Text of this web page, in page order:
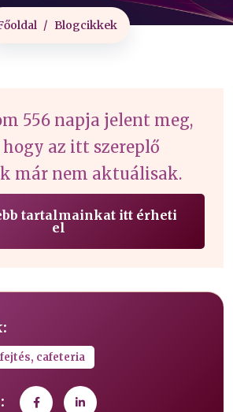
Blogcikkek
556 napja jelent meg,
hogy az itt szereplő
már nem aktuálisak.
tartalmainkat itt érheti
el
cafeteria